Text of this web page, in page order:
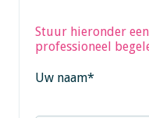
Stuur hieronder
professioneel
Uw naam*